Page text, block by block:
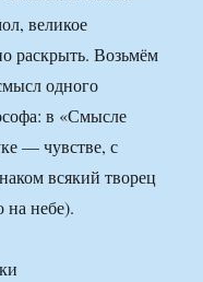
великое
раскрыть. Возьмём
одного
в «Смысле
— чувстве, с
всякий творец
на небе).